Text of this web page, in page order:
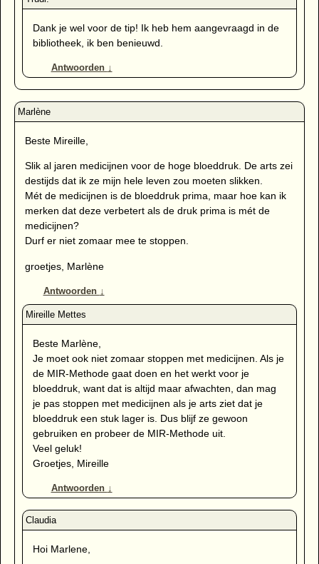
Dank je wel voor de tip! Ik heb hem aangevraagd in de
bibliotheek, ik ben benieuwd.
Antwoorden ↓
Beste Mireille,
Slik al jaren medicijnen voor de hoge bloeddruk. De arts zei
destijds dat ik ze mijn hele leven zou moeten slikken.
Mét de medicijnen is de bloeddruk prima, maar hoe kan ik
merken dat deze verbetert als de druk prima is mét de
medicijnen?
Durf er niet zomaar mee te stoppen.
groetjes, Marlène
Antwoorden ↓
Beste Marlène,
Je moet ook niet zomaar stoppen met medicijnen. Als je
de MIR-Methode gaat doen en het werkt voor je
bloeddruk, want dat is altijd maar afwachten, dan mag
je pas stoppen met medicijnen als je arts ziet dat je
bloeddruk een stuk lager is. Dus blijf ze gewoon
gebruiken en probeer de MIR-Methode uit.
Veel geluk!
Groetjes, Mireille
Antwoorden ↓
Hoi Marlene,